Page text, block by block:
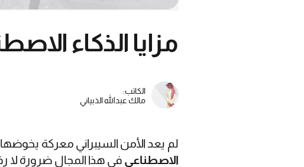
مزايا الذكاء
الكاتب:
مالك عبدالله الذبياني
لم يعد الأمن السيبراني معركة
الاصطناعي في هذا المجال ضرورة لا